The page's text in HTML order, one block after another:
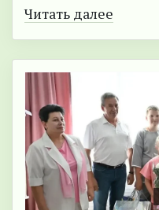
Читать далее